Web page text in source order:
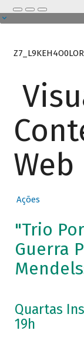
Web
Ações
"Trio
Guerra
Quartas
19h